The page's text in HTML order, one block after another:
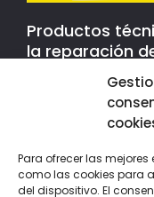
Para ofrecer las
como las cookies para
del dispositivo. El
Productos
la reparación
Contacto
P.l. Mas
C/ Roure
08181 -